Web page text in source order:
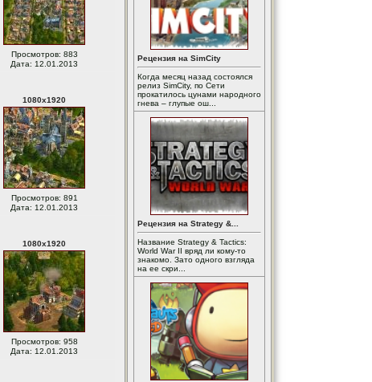
Просмотров: 883
Дата: 12.01.2013
1080x1920
Просмотров: 891
Дата: 12.01.2013
1080x1920
Просмотров: 958
Дата: 12.01.2013
Рецензия на SimCity
Когда месяц назад состоялся
релиз SimCity, по Сети
прокатилось цунами народного
гнева – глупые ош...
Рецензия на Strategy &...
Название Strategy & Tactics:
World War II вряд ли кому-то
знакомо. Зато одного взгляда
на ее скри...